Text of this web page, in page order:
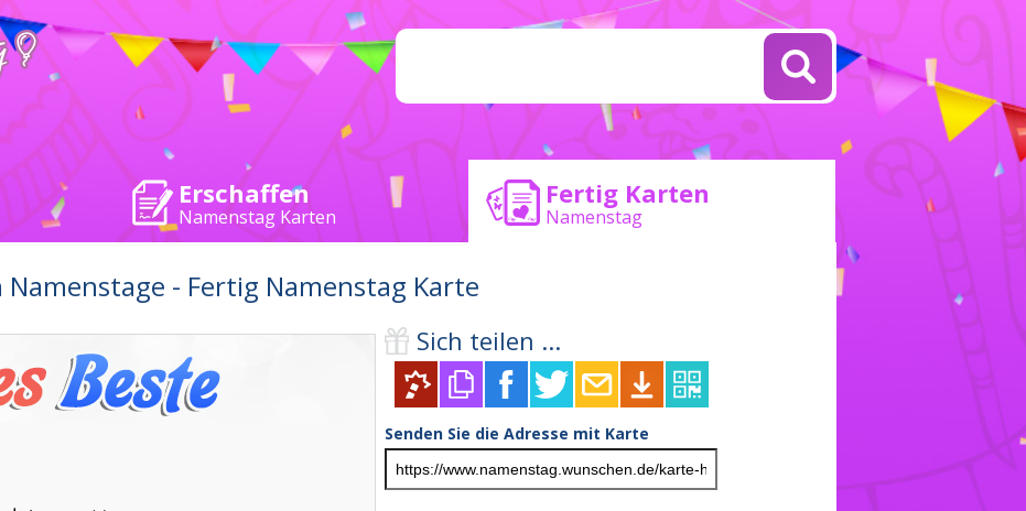
Erschaffen
Namenstag Karten
Fertig Karten
Namenstag
- Fertig Namenstag Karte
Sich teilen ...
Senden Sie die Adresse mit Karte